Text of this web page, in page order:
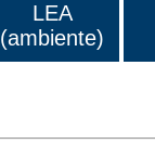
LEA
(ambiente)